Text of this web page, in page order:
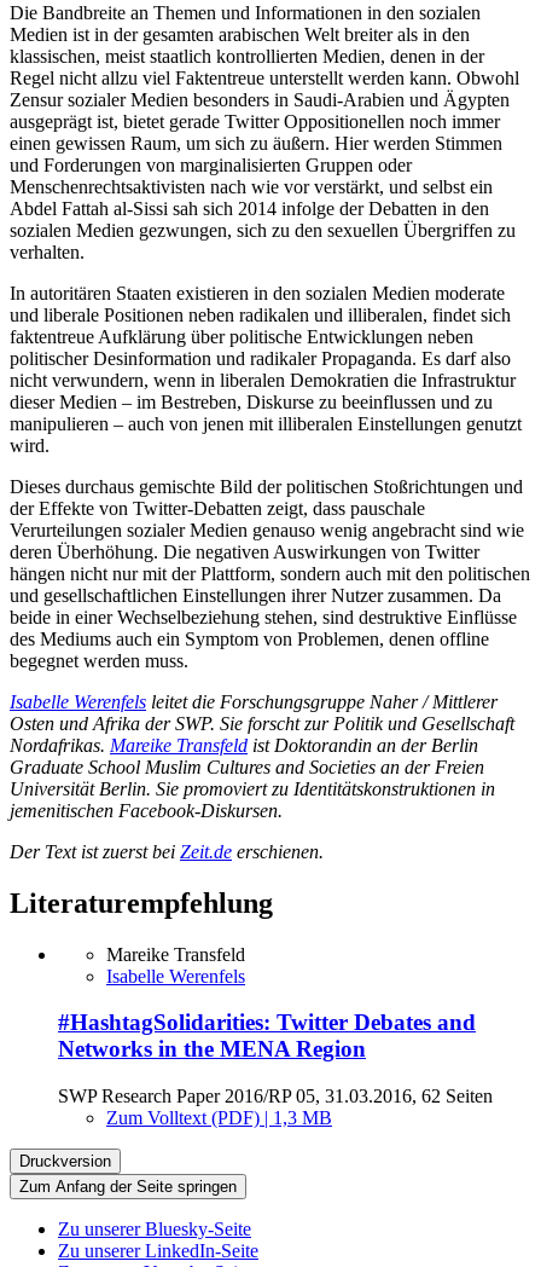
Die Bandbreite an Themen und Informationen in den sozialen
Medien ist in der gesamten arabischen Welt breiter als in den
klassischen, meist staatlich kontrollierten Medien, denen in der
Regel nicht allzu viel Faktentreue unterstellt werden kann. Obwohl
Zensur sozialer Medien besonders in Saudi-Arabien und Ägypten
ausgeprägt ist, bietet gerade Twitter Oppositionellen noch immer
einen gewissen Raum, um sich zu äußern. Hier werden Stimmen
und Forderungen von marginalisierten Gruppen oder
Menschenrechtsaktivisten nach wie vor verstärkt, und selbst ein
Abdel Fattah al-Sissi sah sich 2014 infolge der Debatten in den
sozialen Medien gezwungen, sich zu den sexuellen Übergriffen zu
verhalten.
In autoritären Staaten existieren in den sozialen Medien moderate
und liberale Positionen neben radikalen und illiberalen, findet sich
faktentreue Aufklärung über politische Entwicklungen neben
politischer Desinformation und radikaler Propaganda. Es darf also
nicht verwundern, wenn in liberalen Demokratien die Infrastruktur
dieser Medien – im Bestreben, Diskurse zu beeinflussen und zu
manipulieren – auch von jenen mit illiberalen Einstellungen genutzt
wird.
Dieses durchaus gemischte Bild der politischen Stoßrichtungen und
der Effekte von Twitter-Debatten zeigt, dass pauschale
Verurteilungen sozialer Medien genauso wenig angebracht sind wie
deren Überhöhung. Die negativen Auswirkungen von Twitter
hängen nicht nur mit der Plattform, sondern auch mit den politischen
und gesellschaftlichen Einstellungen ihrer Nutzer zusammen. Da
beide in einer Wechselbeziehung stehen, sind destruktive Einflüsse
des Mediums auch ein Symptom von Problemen, denen offline
begegnet werden muss.
Isabelle Werenfels leitet die Forschungsgruppe Naher / Mittlerer
Osten und Afrika der SWP. Sie forscht zur Politik und Gesellschaft
Nordafrikas. Mareike Transfeld ist Doktorandin an der Berlin
Graduate School Muslim Cultures and Societies an der Freien
Universität Berlin. Sie promoviert zu Identitätskonstruktionen in
jemenitischen Facebook-Diskursen.
Der Text ist zuerst bei Zeit.de erschienen.
Literaturempfehlung
Mareike Transfeld
Isabelle Werenfels
#HashtagSolidarities: Twitter Debates and
Networks in the MENA Region
SWP Research Paper 2016/RP 05, 31.03.2016, 62 Seiten
Zum Volltext (PDF) | 1,3 MB
Druckversion
Zum Anfang der Seite springen
Zu unserer Bluesky-Seite
Zu unserer LinkedIn-Seite